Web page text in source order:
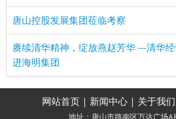
唐山控股发展集团莅临考察
赓续清华精神，绽放燕赵芳华 ---清华
进海明集团
网站首页| 新闻中心| 关于我们
地址：唐山市路南区万达广场A